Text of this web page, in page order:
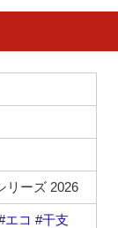
リーズ 2026
エコ #干支